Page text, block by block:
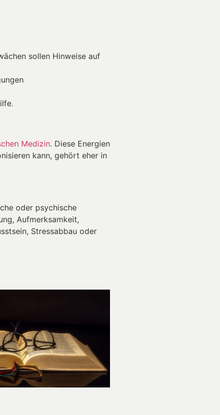
sollen Hinweise auf
Medizin. Diese Energien
kann, gehört eher in
oder psychische
Aufmerksamkeit,
Stressabbau oder